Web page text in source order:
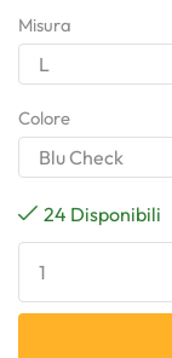
Misura
Colore
24 Disponibili